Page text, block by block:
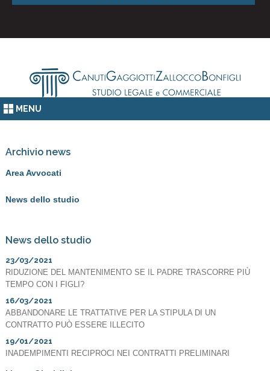
MENU
Archivio news
Area Avvocati
News dello studio
News dello studio
23/03/2021
RIDUZIONE DEL MANTENIMENTO SE IL PADRE TRASCORRE PIÙ
TEMPO CON I FIGLI?
16/03/2021
ABBANDONARE LE TRATTATIVE PER LA STIPULA DI UN
CONTRATTO PUÒ ESSERE ILLECITO
19/01/2021
INADEMPIMENTI RECIPROCI NEI CONTRATTI PRELIMINARI